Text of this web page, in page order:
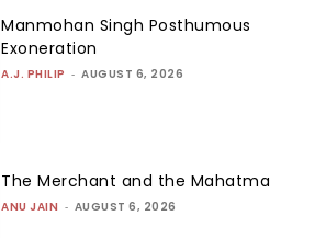
Manmohan Singh Posthumous
Exoneration
A.J. PHILIP - AUGUST 6, 2026
The Merchant and the Mahatma
ANU JAIN - AUGUST 6, 2026